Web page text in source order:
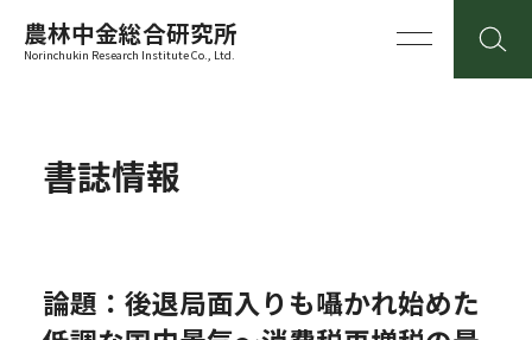
農林中金総合研究所
Norinchukin Research Institute Co., Ltd.
書誌情報
論題：後退局面入りも囁かれ始めた